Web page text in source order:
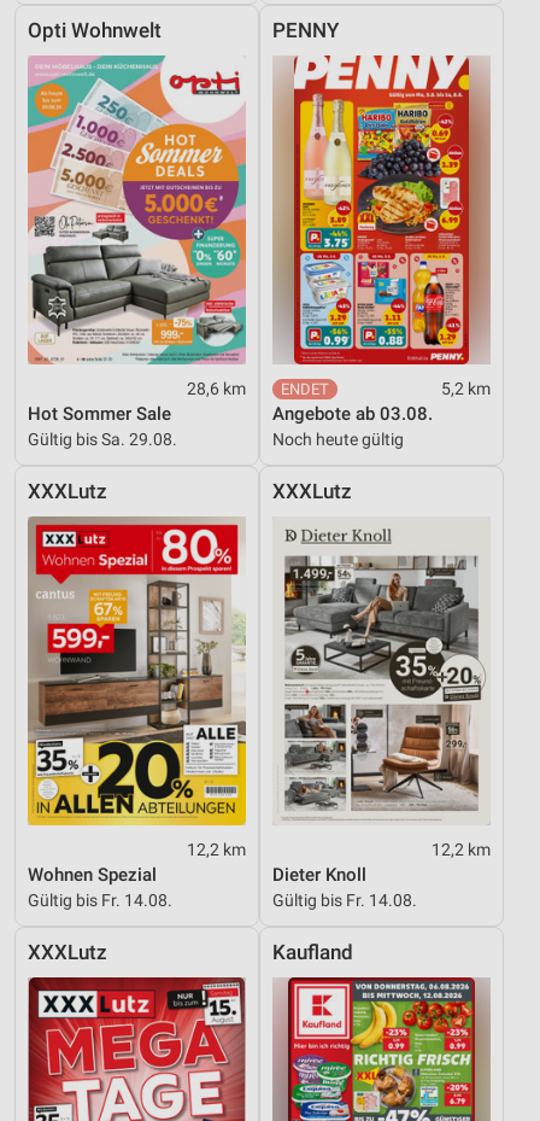
Opti Wohnwelt
28,6 km
Hot Sommer Sale
Gültig bis Sa. 29.08.
PENNY
5,2 km
Angebote ab 03.08.
Noch heute gültig
XXXLutz
12,2 km
Wohnen Spezial
Gültig bis Fr. 14.08.
XXXLutz
12,2 km
Dieter Knoll
Gültig bis Fr. 14.08.
XXXLutz Kaufland